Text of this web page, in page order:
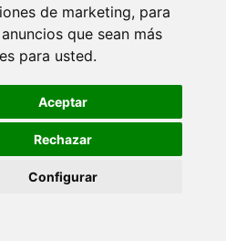
de marketing, para
que sean más
para usted.
Aceptar
Rechazar
Configurar
blanco mate